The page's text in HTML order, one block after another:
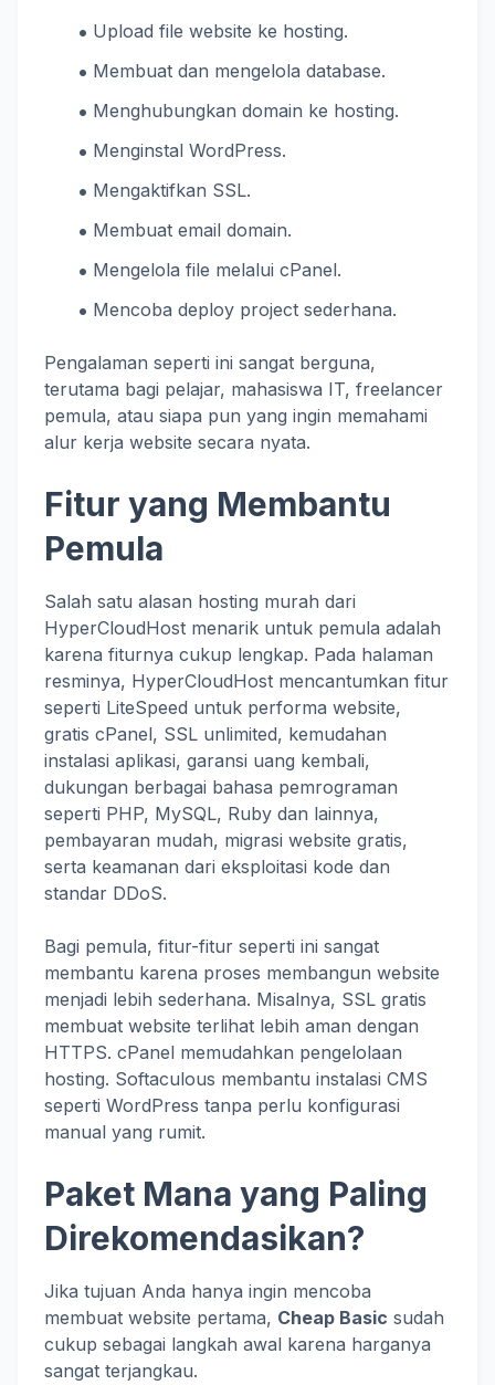
Upload file website ke hosting.
Membuat dan mengelola database.
Menghubungkan domain ke hosting.
Menginstal WordPress.
Mengaktifkan SSL.
Membuat email domain.
Mengelola file melalui cPanel.
Mencoba deploy project sederhana.
Pengalaman seperti ini sangat berguna,
terutama bagi pelajar, mahasiswa IT, freelancer
pemula, atau siapa pun yang ingin memahami
alur kerja website secara nyata.
Fitur yang Membantu
Pemula
Salah satu alasan hosting murah dari
HyperCloudHost menarik untuk pemula adalah
karena fiturnya cukup lengkap. Pada halaman
resminya, HyperCloudHost mencantumkan fitur
seperti LiteSpeed untuk performa website,
gratis cPanel, SSL unlimited, kemudahan
instalasi aplikasi, garansi uang kembali,
dukungan berbagai bahasa pemrograman
seperti PHP, MySQL, Ruby dan lainnya,
pembayaran mudah, migrasi website gratis,
serta keamanan dari eksploitasi kode dan
standar DDoS.
Bagi pemula, fitur-fitur seperti ini sangat
membantu karena proses membangun website
menjadi lebih sederhana. Misalnya, SSL gratis
membuat website terlihat lebih aman dengan
HTTPS. cPanel memudahkan pengelolaan
hosting. Softaculous membantu instalasi CMS
seperti WordPress tanpa perlu konfigurasi
manual yang rumit.
Paket Mana yang Paling
Direkomendasikan?
Jika tujuan Anda hanya ingin mencoba
membuat website pertama, Cheap Basic sudah
cukup sebagai langkah awal karena harganya
sangat terjangkau.